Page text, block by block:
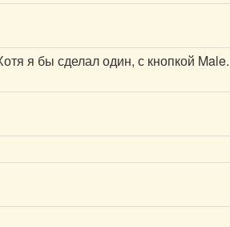
я бы сделал один, с кнопкой